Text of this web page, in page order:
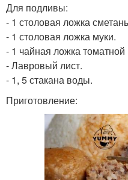
Для подливы:
- 1 столовая ложка
- 1 столовая ложка муки.
- 1 чайная ложка томатной
- Лавровый лист.
- 1, 5 стакана воды.
Приготовление: